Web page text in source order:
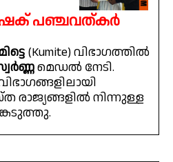
പഞ്ചവത്കർ
(Kumite) വിഭാഗത്തിൽ
മെഡൽ നേടി.
രാജ്യങ്ങളിൽ നിന്നുള്ള